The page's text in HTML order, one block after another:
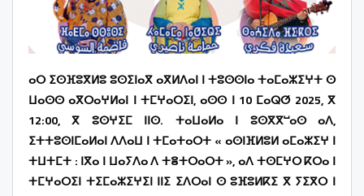
ⴰⵔ ⵉⵙⴼⵓⴳⵍⵓ ⵓⵙⵉⵏⴰⴳ ⴰⴳⵍⴷⴰⵏ ⵏ ⵜⵓⵙⵙⵏⴰ ⵜⴰⵎⴰⵣⵉⵖⵜ ⵙ
ⵡⴰⵙⵙ ⴰⴳⵔⴰⵖⵍⴰⵏ ⵏ ⵜⵎⵖⴰⵔⵉⵏ, ⴰⵙⵙ ⵏ 10 ⵎⴰⵕⵚ 2025, ⴳ
12:00, ⴳ ⵓⵙⵖⵉⵎ ⵏⵏⵙ. ⵜⴰⵡⴰⵍⴰ ⵏ ⵓⵙⴳⴳⵯⴰⵙ ⴰⴷ,
ⵉⵜⵜⵓⵙⵏⵎⴰⵍⴰⵏ ⴷⴷⴰⵡ ⵏ ⵜⵎⴰⵜⴰⵔⵜ «ⴰⵙⵏⴼⵍⵓⵍ ⴰⵎⴰⵣⵉⵖ ⵏ
ⵜⵡⵜⵎⵜ : ⵏⴳⴰ ⵏ ⵡⴰⵢⴷⴰ ⴷ ⵜⴻⵜⵔⴰⵔⵜ», ⴰⴷ ⵜⵙⵎⵖⵔ ⴽⵔⴰ ⵏ
ⵜⵎⵖⴰⵔⵉⵏ ⵜⵉⵎⴰⵣⵉⵖⵉⵏ ⵏⵏⵉ ⵉⴷⵔⴰⵏ ⵙ ⵓⴼⵓⵍⴽⵉ ⴳ ⵢⵉⴳⵔ ⵏ